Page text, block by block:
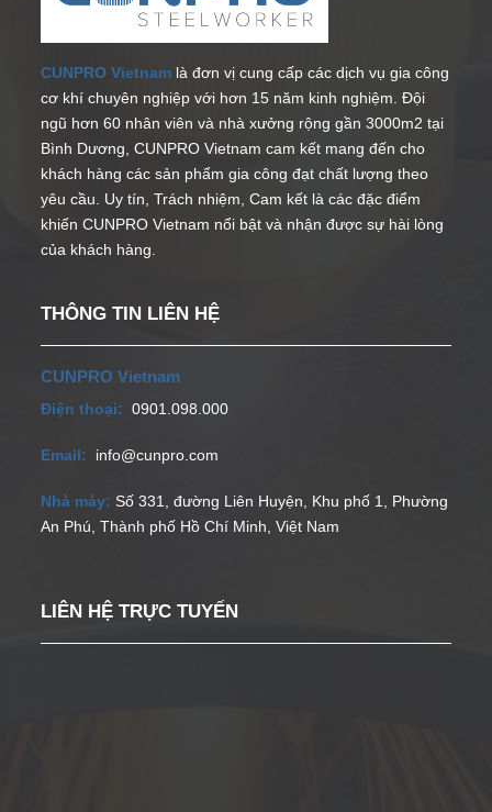
CUNPRO Vietnam là đơn vị cung cấp các dịch vụ gia công
cơ khí chuyên nghiệp với hơn 15 năm kinh nghiệm. Đội
ngũ hơn 60 nhân viên và nhà xưởng rộng gần 3000m2 tại
Bình Dương, CUNPRO Vietnam cam kết mang đến cho
khách hàng các sản phẩm gia công đạt chất lượng theo
yêu cầu. Uy tín, Trách nhiệm, Cam kết là các đặc điểm
khiến CUNPRO Vietnam nổi bật và nhận được sự hài lòng
của khách hàng.
THÔNG TIN LIÊN HỆ
CUNPRO Vietnam
Điện thoại: 0901.098.000
Email: info@cunpro.com
Nhà máy: Số 331, đường Liên Huyện, Khu phố 1, Phường
An Phú, Thành phố Hồ Chí Minh, Việt Nam
LIÊN HỆ TRỰC TUYẾN